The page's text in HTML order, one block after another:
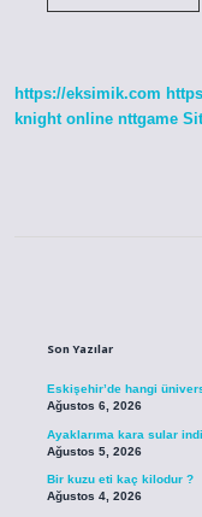
https://eksimik.com
knight online nttgame
Son Yazılar
Eskişehir’de hangi
Ağustos 6, 2026
Ayaklarıma kara sular
Ağustos 5, 2026
Bir kuzu eti kaç kilodur ?
Ağustos 4, 2026